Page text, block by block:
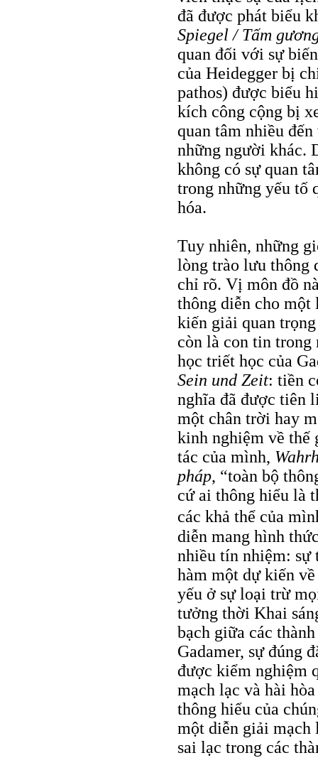
đã được phát biểu
Spiegel / Tấm
quan đối với sự
của Heidegger bị
pathos) được biểu
kích công cộng bị
quan tâm nhiều
những người khác.
không có sự quan
trong những yếu tố
hóa.
Tuy nhiên, những
lòng trào lưu thông
chỉ rõ. Vị môn đồ
thông diễn cho một
kiến giải quan
còn là con tin trong
học triết học của
Sein und Zeit: tiền
nghĩa đã được tiên
một chân trời hay
kinh nghiệm về thế
tác của mình,
pháp, “toàn bộ
cứ ai thông hiểu là
các khả thể của
diễn mang hình
nhiều tín nhiệm: sự
hàm một dự kiến
yếu ở sự loại trừ
tưởng thời Khai
bạch giữa các
Gadamer, sự đúng
được kiểm nghiệm
mạch lạc và hài
thông hiểu của
một diễn giải mạch
sai lạc trong các